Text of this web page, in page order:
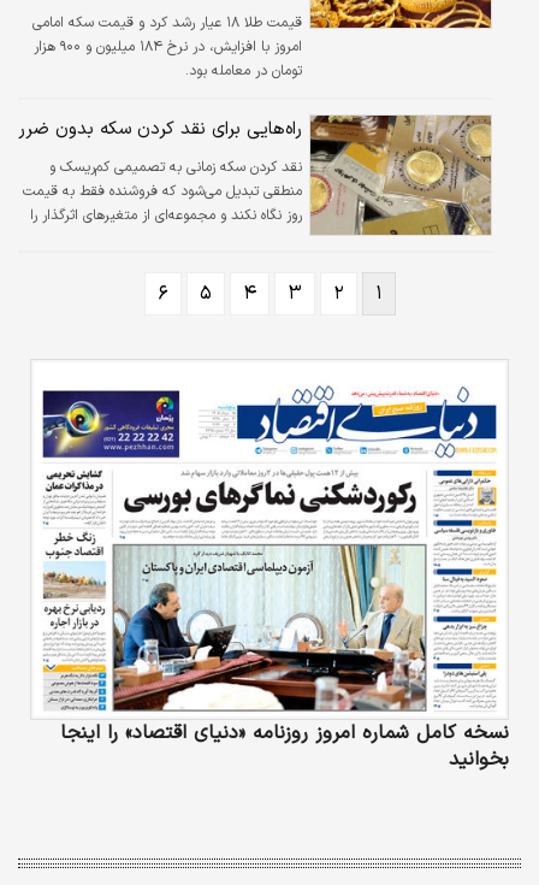
قیمت طلا ۱۸ عیار رشد کرد‌ و قیمت سکه امامی
امروز با افزایش، در نرخ ۱۸۴ میلیون و ۹۰۰ هزار
تومان در معامله بود.
راه‌هایی برای نقد کردن سکه بدون ضرر
نقد کردن سکه زمانی به تصمیمی کم‌ریسک و
منطقی تبدیل می‌شود که فروشنده فقط به قیمت
روز نگاه نکند و مجموعه‌ای از متغیرهای اثرگذار را
۱ ۲ ۳ ۴ ۵ ۶
نسخه کامل شماره امروز روزنامه «دنیای‌ اقتصاد» را اینجا
بخوانید